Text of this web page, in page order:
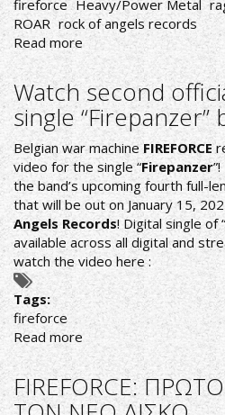
fireforce Heavy/Power Metal
ROAR rock of angels records
Read more about
FIREFORCE:
ΤΡΙΤΟ
SINGLE
KAI
VIDEO
ΜΕΣΑ
ΑΠΟ
ΤΟ
ΝΕΟ
ΑΛΜΠΟΥΜ
Watch second
single “Firepanzer”
Belgian war machine FIREFORCE
video for the single “Firepanzer
the band’s upcoming fourth full-
that will be out on January 15,
Angels Records! Digital single of “
available across all digital and
watch the video here :
Tags:
fireforce
Read more about
Watch
second
official
FIREFORCE: